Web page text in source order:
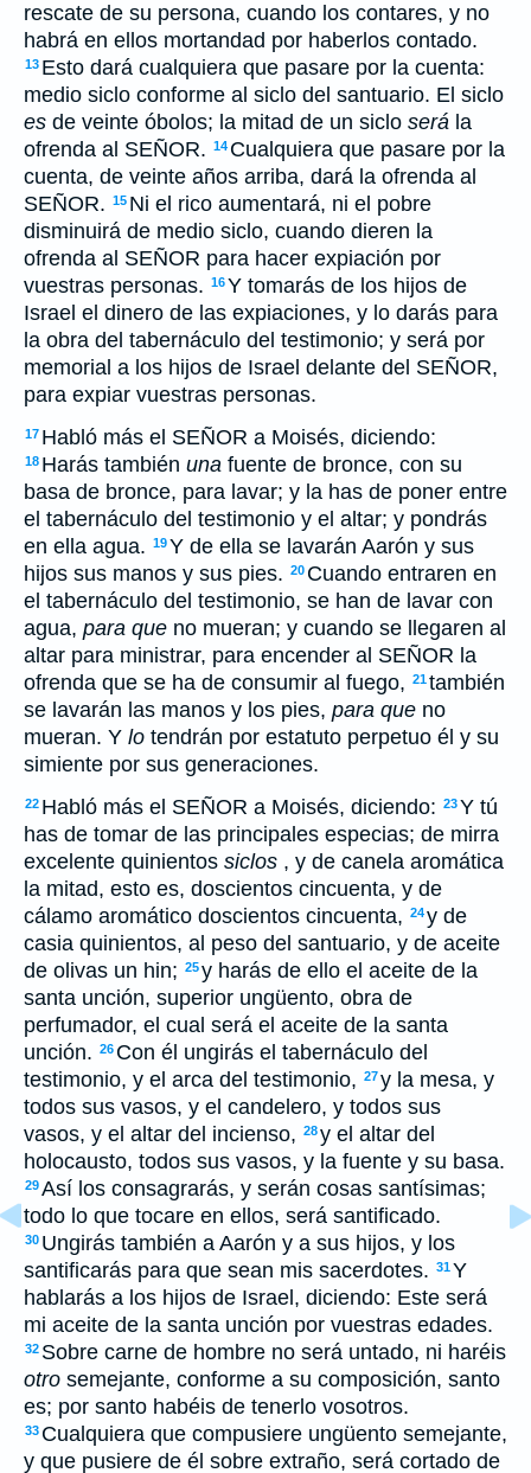
rescate de su persona, cuando los contares, y no
habrá en ellos mortandad por haberlos contado.
13 Esto dará cualquiera que pasare por la cuenta:
medio siclo conforme al siclo del santuario. El siclo
es de veinte óbolos; la mitad de un siclo será la
ofrenda al SEÑOR. 14 Cualquiera que pasare por la
cuenta, de veinte años arriba, dará la ofrenda al
SEÑOR. 15 Ni el rico aumentará, ni el pobre
disminuirá de medio siclo, cuando dieren la
ofrenda al SEÑOR para hacer expiación por
vuestras personas. 16Y tomarás de los hijos de
Israel el dinero de las expiaciones, y lo darás para
la obra del tabernáculo del testimonio; y será por
memorial a los hijos de Israel delante del SEÑOR,
para expiar vuestras personas.
17 Habló más el SEÑOR a Moisés, diciendo:
18 Harás también una fuente de bronce, con su
basa de bronce, para lavar; y la has de poner entre
el tabernáculo del testimonio y el altar; y pondrás
en ella agua. 19Y de ella se lavarán Aarón y sus
hijos sus manos y sus pies. 20 Cuando entraren en
el tabernáculo del testimonio, se han de lavar con
agua, para que no mueran; y cuando se llegaren al
altar para ministrar, para encender al SEÑOR la
ofrenda que se ha de consumir al fuego, 21también
se lavarán las manos y los pies, para que no
mueran. Y lo tendrán por estatuto perpetuo él y su
simiente por sus generaciones.
22 Habló más el SEÑOR a Moisés, diciendo: 23Y tú
has de tomar de las principales especias; de mirra
excelente quinientos siclos , y de canela aromática
la mitad, esto es, doscientos cincuenta, y de
cálamo aromático doscientos cincuenta, 24y de
casia quinientos, al peso del santuario, y de aceite
de olivas un hin; 25y harás de ello el aceite de la
santa unción, superior ungüento, obra de
perfumador, el cual será el aceite de la santa
unción. 26 Con él ungirás el tabernáculo del
testimonio, y el arca del testimonio, 27y la mesa, y
todos sus vasos, y el candelero, y todos sus
vasos, y el altar del incienso, 28y el altar del
holocausto, todos sus vasos, y la fuente y su basa.
29Así los consagrarás, y serán cosas santísimas;
todo lo que tocare en ellos, será santificado.
30 Ungirás también a Aarón y a sus hijos, y los
santificarás para que sean mis sacerdotes. 31Y
hablarás a los hijos de Israel, diciendo: Este será
mi aceite de la santa unción por vuestras edades.
32 Sobre carne de hombre no será untado, ni haréis
otro semejante, conforme a su composición, santo
es; por santo habéis de tenerlo vosotros.
33 Cualquiera que compusiere ungüento semejante,
y que pusiere de él sobre extraño, será cortado de